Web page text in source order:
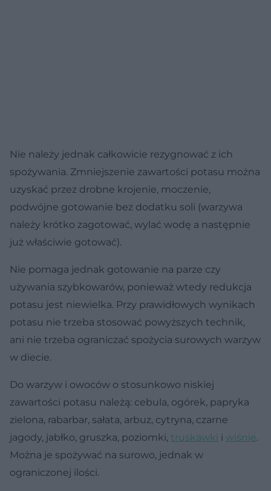
Nie należy jednak całkowicie rezygnować z ich
spożywania. Zmniejszenie zawartości potasu można
uzyskać przez drobne krojenie, moczenie,
podwójne gotowanie bez dodatku soli (warzywa
należy krótko zagotować, wylać wodę a następnie
już właściwie gotować).
Nie pomaga jednak gotowanie na parze czy
używania szybkowarów, ponieważ wtedy redukcja
potasu jest niewielka. Przy prawidłowych wynikach
potasu nie trzeba stosować powyższych technik,
ani nie trzeba ograniczać spożycia surowych warzyw
w diecie.
Do warzyw i owoców o stosunkowo niskiej
zawartości potasu należą: cebula, ogórek, papryka
zielona, rabarbar, sałata, arbuz, cytryna, czarne
jagody, jabłko, gruszka, poziomki, truskawki i wiśnie.
Można je spożywać na surowo, jednak w
ograniczonej ilości.